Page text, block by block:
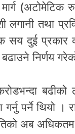
मार्ग
लगानी तथा
सय दुई प्रकार
निर्णय
बढीको
गर्नु पर्ने थियो
अब